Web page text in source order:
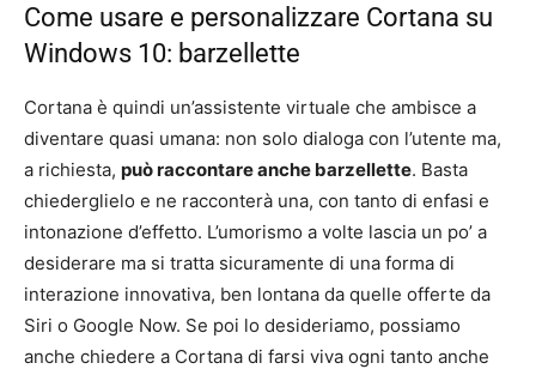
Come usare e personalizzare Cortana su
Windows 10: barzellette
Cortana è quindi un’assistente virtuale che ambisce a
diventare quasi umana: non solo dialoga con l’utente ma,
a richiesta, può raccontare anche barzellette. Basta
chiederglielo e ne racconterà una, con tanto di enfasi e
intonazione d’effetto. L’umorismo a volte lascia un po’ a
desiderare ma si tratta sicuramente di una forma di
interazione innovativa, ben lontana da quelle offerte da
Siri o Google Now. Se poi lo desideriamo, possiamo
anche chiedere a Cortana di farsi viva ogni tanto anche